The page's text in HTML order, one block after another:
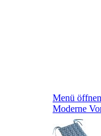
Menü öffnen
Moderne